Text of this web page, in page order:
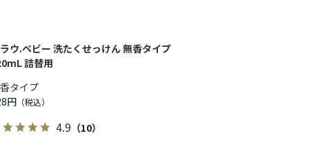
ウ.ベビー 洗たくせっけん 無香タイプ
詰替用
タイプ
円
4.9 （10）